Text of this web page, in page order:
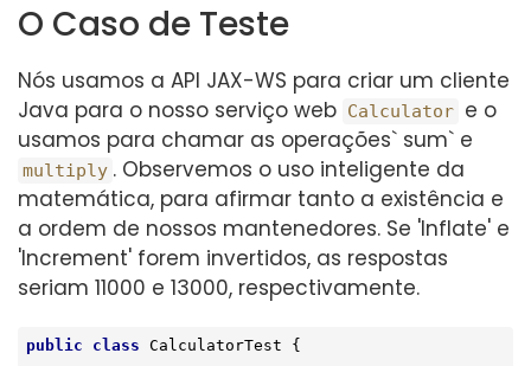
O Caso de Teste
Nós usamos a API JAX-WS para criar um cliente
Java para o nosso serviço web Calculator e o
usamos para chamar as operações` sum` e
multiply . Observemos o uso inteligente da
matemática, para afirmar tanto a existência e
a ordem de nossos mantenedores. Se 'Inflate' e
'Increment' forem invertidos, as respostas
seriam 11000 e 13000, respectivamente.
public class CalculatorTest {